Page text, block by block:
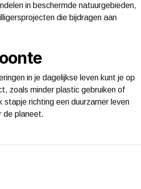
in beschermde natuurgebieden,
die bijdragen aan
in je dagelijkse leven kunt je op
zoals minder plastic gebruiken of
richting een duurzamer leven
de planeet.